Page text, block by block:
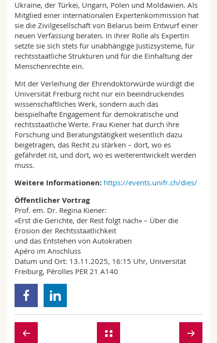
Ukraine, der Türkei, Ungarn, Polen und Moldawien. Als
Mitglied einer internationalen Expertenkommission hat
sie die Zivilgesellschaft von Belarus beim Entwurf einer
neuen Verfassung beraten. In ihrer Rolle als Expertin
setzte sie sich stets für unabhängige Justizsysteme, für
rechtsstaatliche Strukturen und für die Einhaltung der
Menschenrechte ein.
Mit der Verleihung der Ehrendoktorwürde würdigt die
Universität Freiburg nicht nur ein beeindruckendes
wissenschaftliches Werk, sondern auch das
beispielhafte Engagement für demokratische und
rechtsstaatliche Werte. Frau Kiener hat durch ihre
Forschung und Beratungstätigkeit wesentlich dazu
beigetragen, das Recht zu stärken – dort, wo es
gefährdet ist, und dort, wo es weiterentwickelt werden
muss.
Weitere Informationen: https://events.unifr.ch/dies/
Öffentlicher Vortrag
Prof. em. Dr. Regina Kiener:
«Erst die Gerichte, der Rest folgt nach» – Über die
Erosion der Rechtsstaatlichkeit
und das Entstehen von Autokratien
Apéro im Anschluss
Datum und Ort: 13.11.2025, 16:15 Uhr, Universität
Freiburg, Pérolles PER 21 A140